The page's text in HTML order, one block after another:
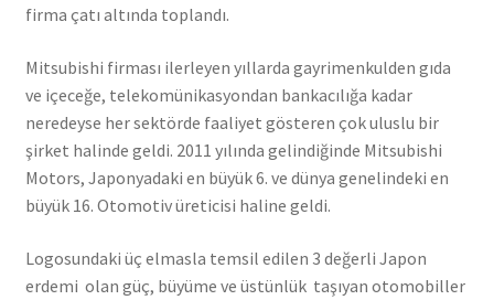
firma çatı altında toplandı.
Mitsubishi firması ilerleyen yıllarda gayrimenkulden gıda
ve içeceğe, telekomünikasyondan bankacılığa kadar
neredeyse her sektörde faaliyet gösteren çok uluslu bir
şirket halinde geldi. 2011 yılında gelindiğinde Mitsubishi
Motors, Japonyadaki en büyük 6. ve dünya genelindeki en
büyük 16. Otomotiv üreticisi haline geldi.
Logosundaki üç elmasla temsil edilen 3 değerli Japon
erdemi olan güç, büyüme ve üstünlük taşıyan otomobiller